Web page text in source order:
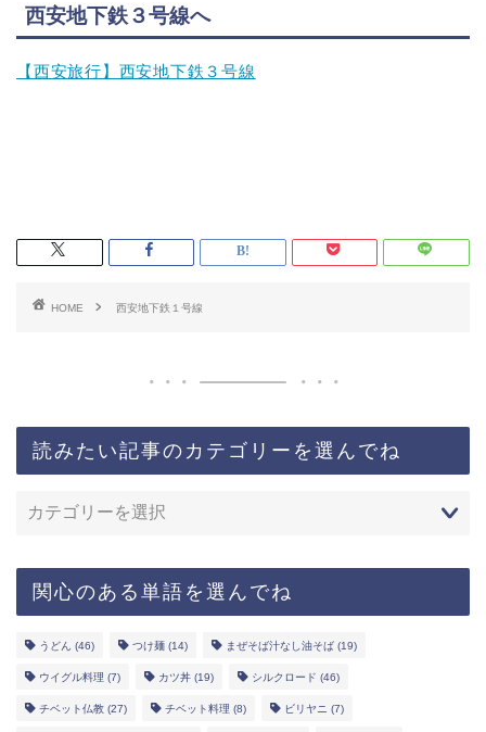
西安地下鉄３号線へ
【西安旅行】西安地下鉄３号線
HOME 西安地下鉄１号線
読みたい記事のカテゴリーを選んでね
関心のある単語を選んでね
うどん (46) つけ麺 (14) まぜそば汁なし油そば (19)
ウイグル料理 (7) カツ丼 (19) シルクロード (46)
チベット仏教 (27) チベット料理 (8) ビリヤニ (7)